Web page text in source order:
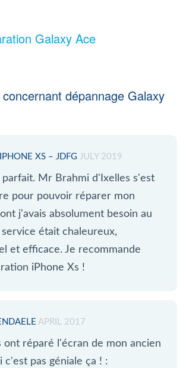
Galaxy Ace
dépannage Galaxy
XS – JDFG JULY 2019
Mr Brahmi d'Ixelles s'est
pour pouvoir réparer mon
j'avais absolument besoin au
service était chaleureux,
et efficace. Je recommande
iPhone Xs !
APRIL 2017
ont réparé l'écran de mon ancien
c'est pas géniale ça ! :